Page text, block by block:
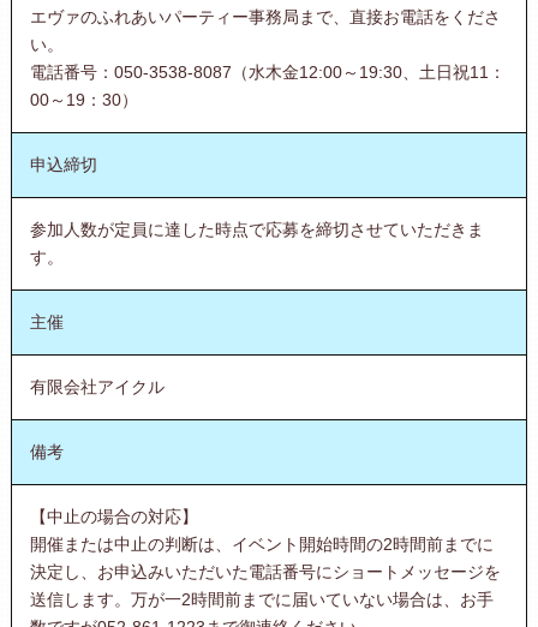
エヴァのふれあいパーティー事務局まで、直接お電話をくださ
い。
電話番号：050-3538-8087（水木金12:00～19:30、土日祝11：
00～19：30）
申込締切
参加人数が定員に達した時点で応募を締切させていただきま
す。
主催
有限会社アイクル
備考
【中止の場合の対応】
開催または中止の判断は、イベント開始時間の2時間前までに
決定し、お申込みいただいた電話番号にショートメッセージを
送信します。万が一2時間前までに届いていない場合は、お手